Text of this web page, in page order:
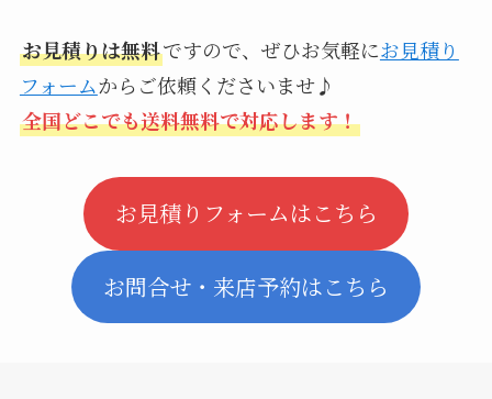
お見積りは無料ですので、ぜひお気軽にお見積り
フォームからご依頼くださいませ♪
全国どこでも送料無料で対応します！
お見積りフォームはこちら
お問合せ・来店予約はこちら